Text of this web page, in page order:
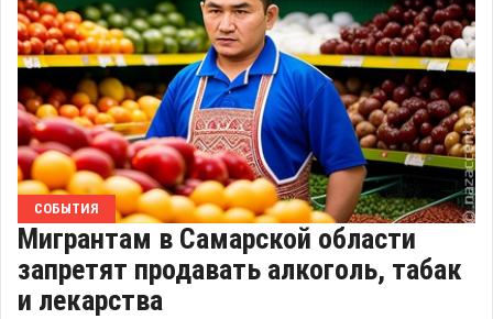
СОБЫТИЯ
Мигрантам в Самарской области
запретят продавать алкоголь, табак
и лекарства